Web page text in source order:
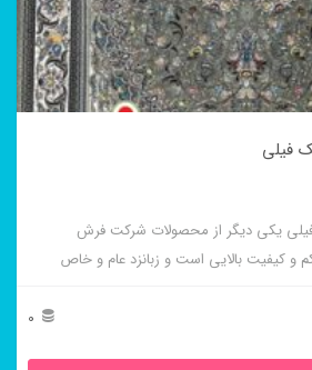
فیلی یکی دیگر از محصولات شرکت فرش
و کیفیت بالایی است و زبانزد عام و خاص
0